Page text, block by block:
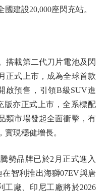
建設20,000座閃充站。
載第二代刀片電池及閃
正式上市，成為全球首款
啟預售，引領B級SUV進
版亦正式上市，全系標配
類市場發起全面衝擊，有
現穩健增長。
品牌已於2月正式進入
智利推出海獅07EV與唐
工廠、印尼工廠將於2026